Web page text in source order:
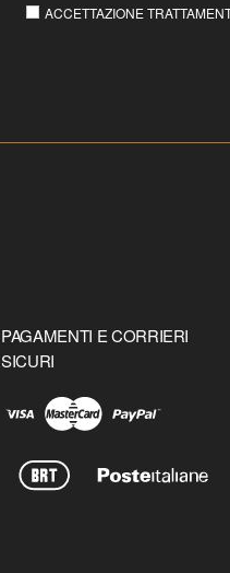
ACCETTAZIONE
PAGAMENTI E CORRIERI
SICURI